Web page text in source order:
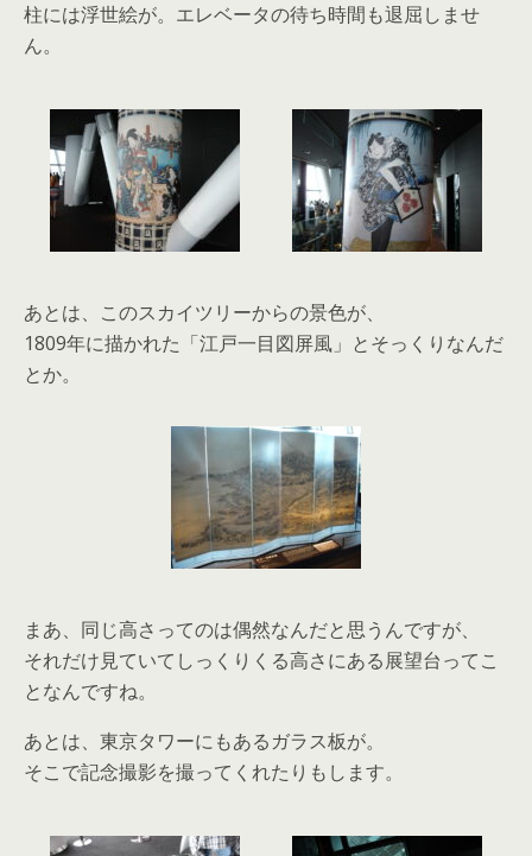
柱には浮世絵が。エレベータの待ち時間も退屈しませ
ん。
あとは、このスカイツリーからの景色が、
1809年に描かれた「江戸一目図屏風」とそっくりなんだ
とか。
まあ、同じ高さってのは偶然なんだと思うんですが、
それだけ見ていてしっくりくる高さにある展望台ってこ
となんですね。
あとは、東京タワーにもあるガラス板が。
そこで記念撮影を撮ってくれたりもします。